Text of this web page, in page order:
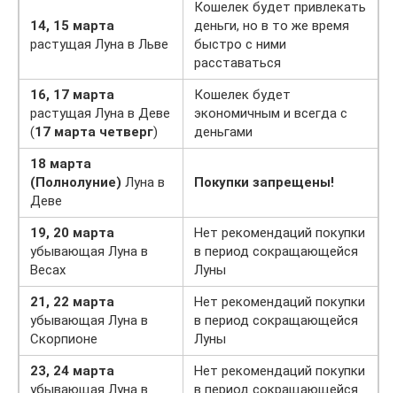
14, 15 марта
растущая Луна в Льве
Кошелек будет привлекать
деньги, но в то же время
быстро с ними
расставаться
16, 17 марта
растущая Луна в Деве
(17 марта четверг)
Кошелек будет
экономичным и всегда с
деньгами
18 марта
(Полнолуние) Луна в
Деве
Покупки запрещены!
19, 20 марта
убывающая Луна в
Весах
Нет рекомендаций покупки
в период сокращающейся
Луны
21, 22 марта
убывающая Луна в
Скорпионе
Нет рекомендаций покупки
в период сокращающейся
Луны
23, 24 марта
убывающая Луна в
Нет рекомендаций покупки
в период сокращающейся